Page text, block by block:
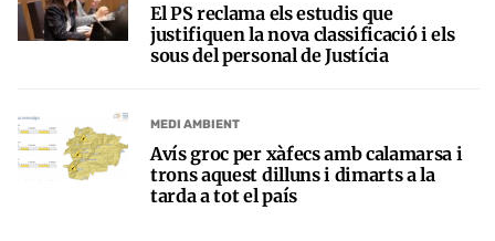
El PS reclama els estudis que
justifiquen la nova classificació i els
sous del personal de Justícia
MEDI AMBIENT
Avís groc per xàfecs amb calamarsa i
trons aquest dilluns i dimarts a la
tarda a tot el país